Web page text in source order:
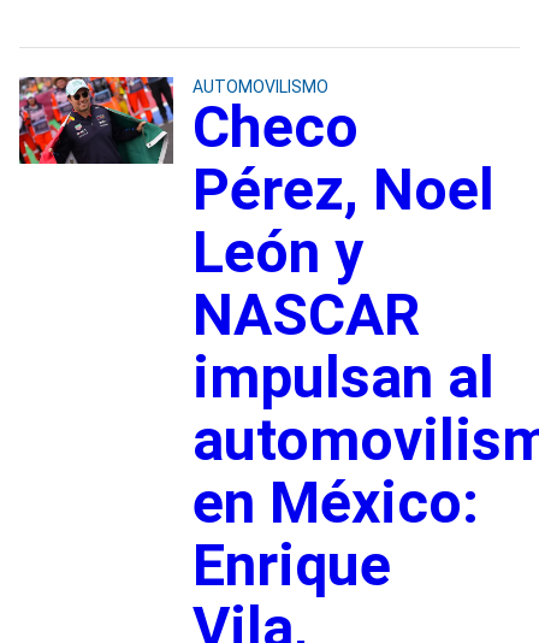
AUTOMOVILISMO
Checo
Pérez, Noel
León y
NASCAR
impulsan al
en México:
Enrique
Vila,